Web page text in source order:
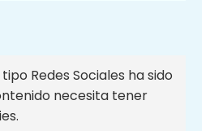
Redes Sociales ha sido
necesita tener